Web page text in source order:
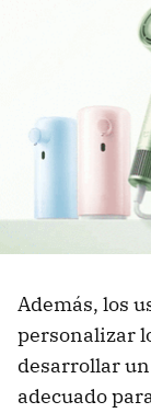
Además, los
personalizar
desarrollar
adecuado